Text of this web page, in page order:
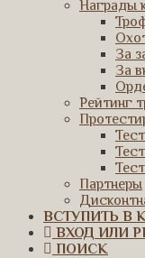
Награды
За
За
Рейтинг
Партнеры
ВСТУПИТЬ В
ВХОД ИЛИ
ПОИСК